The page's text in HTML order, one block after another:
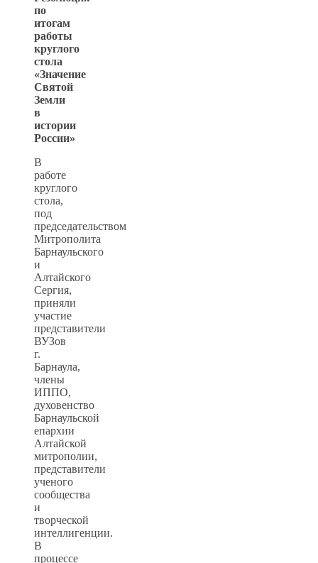
по
итогам
работы
круглого
стола
«Значение
Святой
Земли
в
истории
России»
В
работе
круглого
стола,
под
председательством
Митрополита
Барнаульского
и
Алтайского
Сергия,
приняли
участие
представители
ВУЗов
г.
Барнаула,
члены
ИППО,
духовенство
Барнаульской
епархии
Алтайской
митрополии,
представители
ученого
сообщества
и
творческой
интеллигенции.
В
процессе